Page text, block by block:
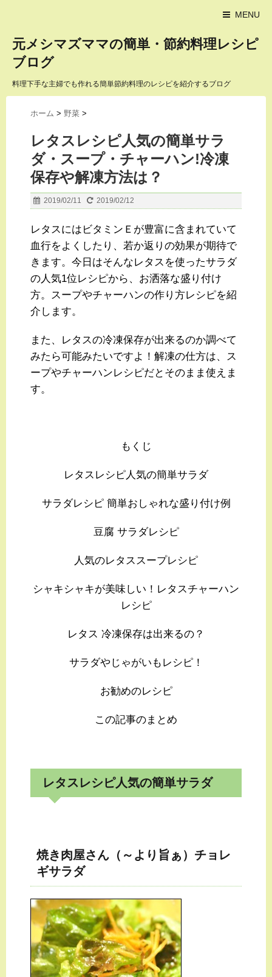
MENU
元メシマズママの簡単・節約料理レシピ
ブログ
料理下手な主婦でも作れる簡単節約料理のレシピを紹介するブログ
ホーム > 野菜 >
レタスレシピ人気の簡単サラ
ダ・スープ・チャーハン!冷凍
保存や解凍方法は？
2019/02/11 2019/02/12
レタスにはビタミンＥが豊富に含まれていて
血行をよくしたり、若か返りの効果が期待で
きます。今日はそんなレタスを使ったサラダ
の人気1位レシピから、お洒落な盛り付け
方。スープやチャーハンの作り方レシピを紹
介します。
また、レタスの冷凍保存が出来るのか調べて
みたら可能みたいですよ！解凍の仕方は、ス
ープやチャーハンレシピだとそのまま使えま
す。
もくじ
レタスレシピ人気の簡単サラダ
サラダレシピ 簡単おしゃれな盛り付け例
豆腐 サラダレシピ
人気のレタススープレシピ
シャキシャキが美味しい！レタスチャーハン
レシピ
レタス 冷凍保存は出来るの？
サラダやじゃがいもレシピ！
お勧めのレシピ
この記事のまとめ
レタスレシピ人気の簡単サラダ
焼き肉屋さん（～より旨ぁ）チョレ
ギサラダ